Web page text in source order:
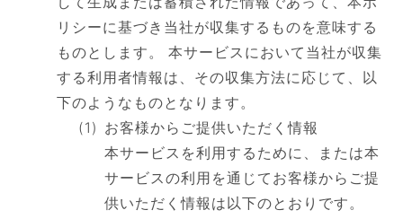
リシーに基づき当社が収集するものを意味する
ものとします。 本サービスにおいて当社が収集
する利用者情報は、その収集方法に応じて、以
下のようなものとなります。
お客様からご提供いただく情報
本サービスを利用するために、または本
サービスの利用を通じてお客様からご提
供いただく情報は以下のとおりです。